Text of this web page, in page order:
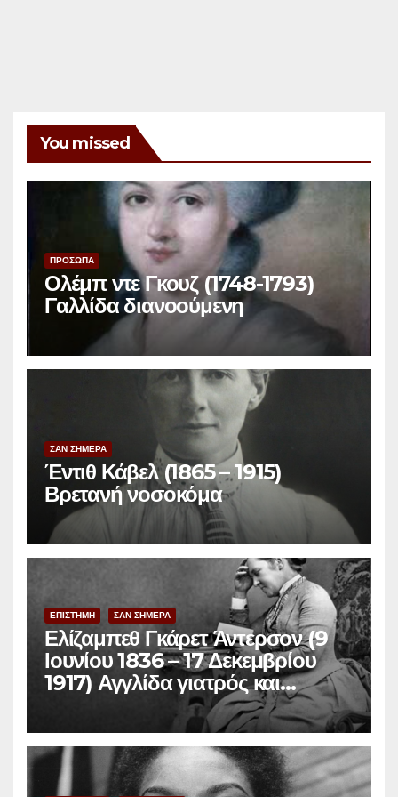
You missed
ΠΡΟΣΩΠΑ
Ολέμπ ντε Γκουζ (1748-1793)
Γαλλίδα διανοούμενη
ΣΑΝ ΣΗΜΕΡΑ
Έντιθ Κάβελ (1865 – 1915)
Βρετανή νοσοκόμα
ΕΠΙΣΤΗΜΗ ΣΑΝ ΣΗΜΕΡΑ
Ελίζαμπεθ Γκάρετ Άντερσον (9
Ιουνίου 1836 – 17 Δεκεμβρίου
1917) Αγγλίδα γιατρός και